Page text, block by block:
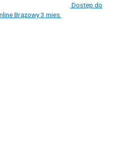
Dostęp do
Brązowy 3 mies.